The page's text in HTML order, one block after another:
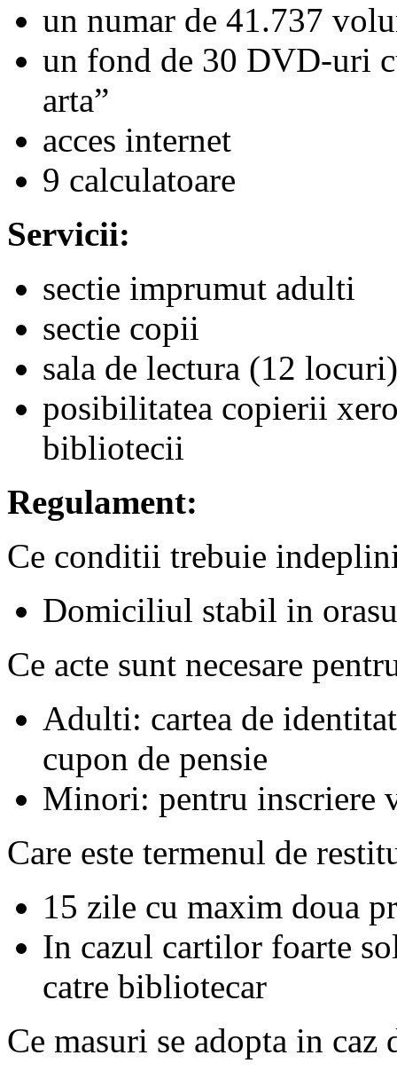
un numar de 41.737
un fond de 30 DVD-uri
arta”
acces internet
9 calculatoare
Servicii:
sectie imprumut adulti
sectie copii
sala de lectura (12 locuri)
posibilitatea copierii
bibliotecii
Regulament:
Ce conditii trebuie
Domiciliul stabil in
Ce acte sunt necesare
Adulti: cartea de
cupon de pensie
Minori: pentru inscriere
Care este termenul de
15 zile cu maxim doua
In cazul cartilor foarte
catre bibliotecar
Ce masuri se adopta in caz